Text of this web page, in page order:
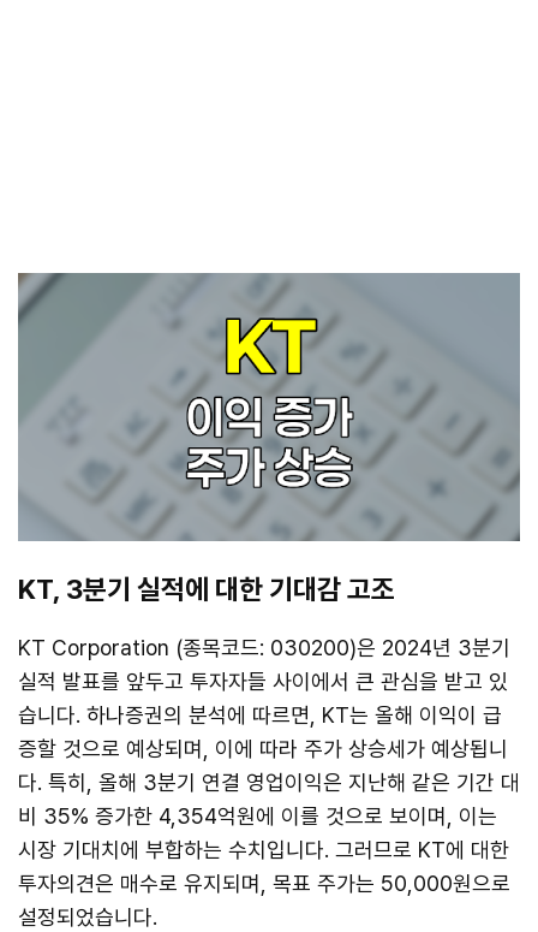
KT, 3분기 실적에 대한 기대감 고조
KT Corporation (종목코드: 030200)은 2024년 3분기
실적 발표를 앞두고 투자자들 사이에서 큰 관심을 받고 있
습니다. 하나증권의 분석에 따르면, KT는 올해 이익이 급
증할 것으로 예상되며, 이에 따라 주가 상승세가 예상됩니
다. 특히, 올해 3분기 연결 영업이익은 지난해 같은 기간 대
비 35% 증가한 4,354억원에 이를 것으로 보이며, 이는
시장 기대치에 부합하는 수치입니다. 그러므로 KT에 대한
투자의견은 매수로 유지되며, 목표 주가는 50,000원으로
설정되었습니다.